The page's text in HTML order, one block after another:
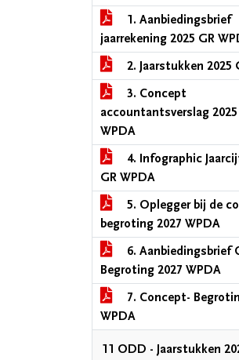
1. Aanbiedingsbrief
jaarrekening 2025 GR
2. Jaarstukken 2025
3. Concept
accountantsverslag 2025
WPDA
4. Infographic
GR WPDA
5. Oplegger bij de
begroting 2027 WPDA
6. Aanbiedingsbrief
Begroting 2027 WPDA
7. Concept-
WPDA
11 ODD - Jaarstukken